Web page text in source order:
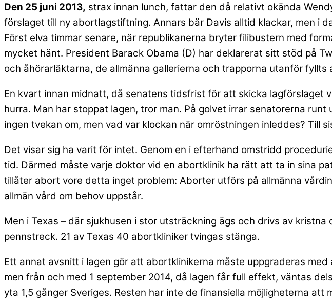
Den 25 juni 2013, strax innan lunch, fattar den då relativt okända
förslaget till ny abortlagstiftning. Annars bär Davis alltid klackar, men i
Först elva timmar senare, när republikanerna bryter filibustern med
mycket hänt. President Barack Obama (D) har deklarerat sitt stöd på
och åhörarläktarna, de allmänna gallerierna och trapporna utanför fyllts
En kvart innan midnatt, då senatens tidsfrist för att skicka lagförslaget
hurra. Man har stoppat lagen, tror man. På golvet irrar senatorerna
ingen tvekan om, men vad var klockan när omröstningen inleddes? Till
Det visar sig ha varit för intet. Genom en i efterhand omstridd
tid. Därmed måste varje doktor vid en abortklinik ha rätt att ta in sina
tillåter abort vore detta inget problem: Aborter utförs på allmänna
allmän vård om behov uppstår.
Men i Texas – där sjukhusen i stor utsträckning ägs och drivs av
pennstreck. 21 av Texas 40 abortkliniker tvingas stänga.
Ett annat avsnitt i lagen gör att abortklinikerna måste uppgraderas
men från och med 1 september 2014, då lagen får full effekt, väntas
yta 1,5 gånger Sveriges. Resten har inte de finansiella möjligheterna